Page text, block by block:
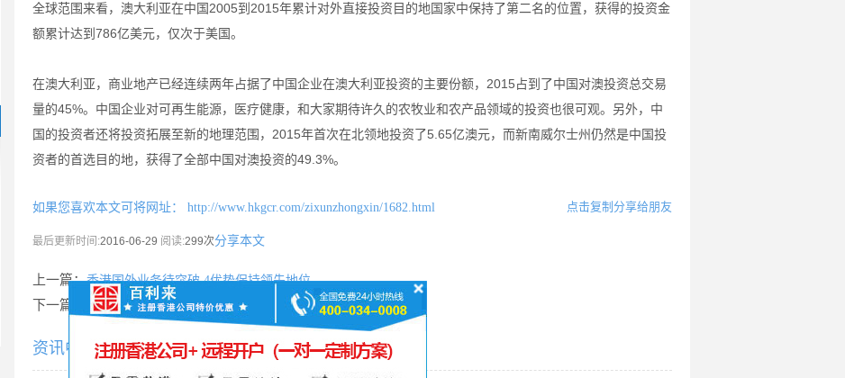
全球范围来看，澳大利亚在中国2005到2015年累计对外直接投资目的地国家中保持了第二名的位置，获得的投资金
额累计达到786亿美元，仅次于美国。
在澳大利亚，商业地产已经连续两年占据了中国企业在澳大利亚投资的主要份额，2015占到了中国对澳投资总交易
量的45%。中国企业对可再生能源，医疗健康，和大家期待许久的农牧业和农产品领域的投资也很可观。另外，中
国的投资者还将投资拓展至新的地理范围，2015年首次在北领地投资了5.65亿澳元，而新南威尔士州仍然是中国投
资者的首选目的地，获得了全部中国对澳投资的49.3%。
如果您喜欢本文可将网址： http://www.hkgcr.com/zixunzhongxin/1682.html 点击复制分享给朋友
最后更新时间:2016-06-29 阅读:299次分享本文
上一篇：香港国外业务待突破 4优势保持领先地位
下一篇： 香港将设20亿基金投资香港科技初创企业
资讯中心相关内容推荐：